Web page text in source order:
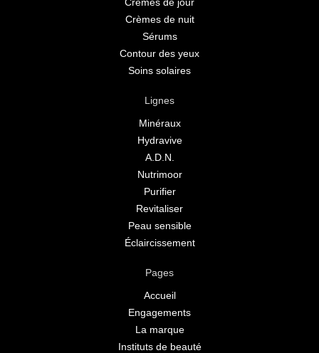
Crèmes de nuit
Sérums
Contour des yeux
Soins solaires
Lignes
Minéraux
Hydravive
A.D.N.
Nutrimoor
Purifier
Revitaliser
Peau sensible
Éclaircissement
Pages
Accueil
Engagements
La marque
Instituts de beauté